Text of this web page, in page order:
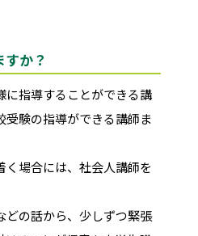
か？
に指導することができる講
験の指導ができる講師ま
場合には、社会人講師を
どの話から、少しずつ緊張